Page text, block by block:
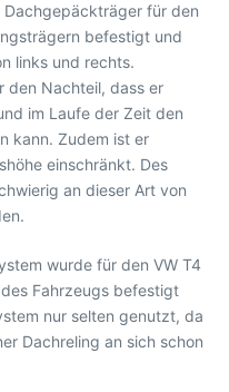
für den
befestigt und
links und rechts.
den Nachteil, dass er
im Laufe der Zeit den
kann. Zudem ist er
einschränkt. Des
an dieser Art von
wurde für den VW T4
Fahrzeugs befestigt
nur selten genutzt, da
Dachreling an sich schon